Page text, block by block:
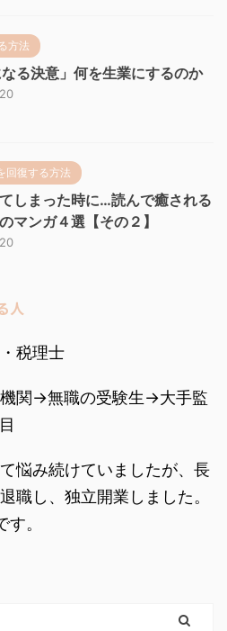
方法
なる決意」何を生業にするのか
回復する方法
しまった時に…読んで癒される
マンガ４選【その２】
人
税理士
関→無職の受験生→大手監
悩み続けていましたが、長
職し、独立開業しました。
。